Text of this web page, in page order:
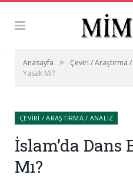
Anasayfa » Çeviri / Araştırma
Yasak Mı?
ÇEVIRI / ARAŞTIRMA / ANALIZ
İslam’da Dans
Mı?